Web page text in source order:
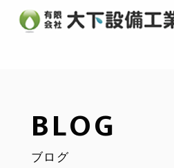
BLOG
ブログ